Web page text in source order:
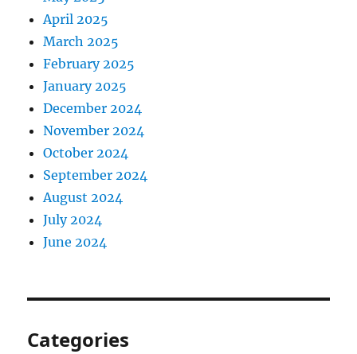
April 2025
March 2025
February 2025
January 2025
December 2024
November 2024
October 2024
September 2024
August 2024
July 2024
June 2024
Categories